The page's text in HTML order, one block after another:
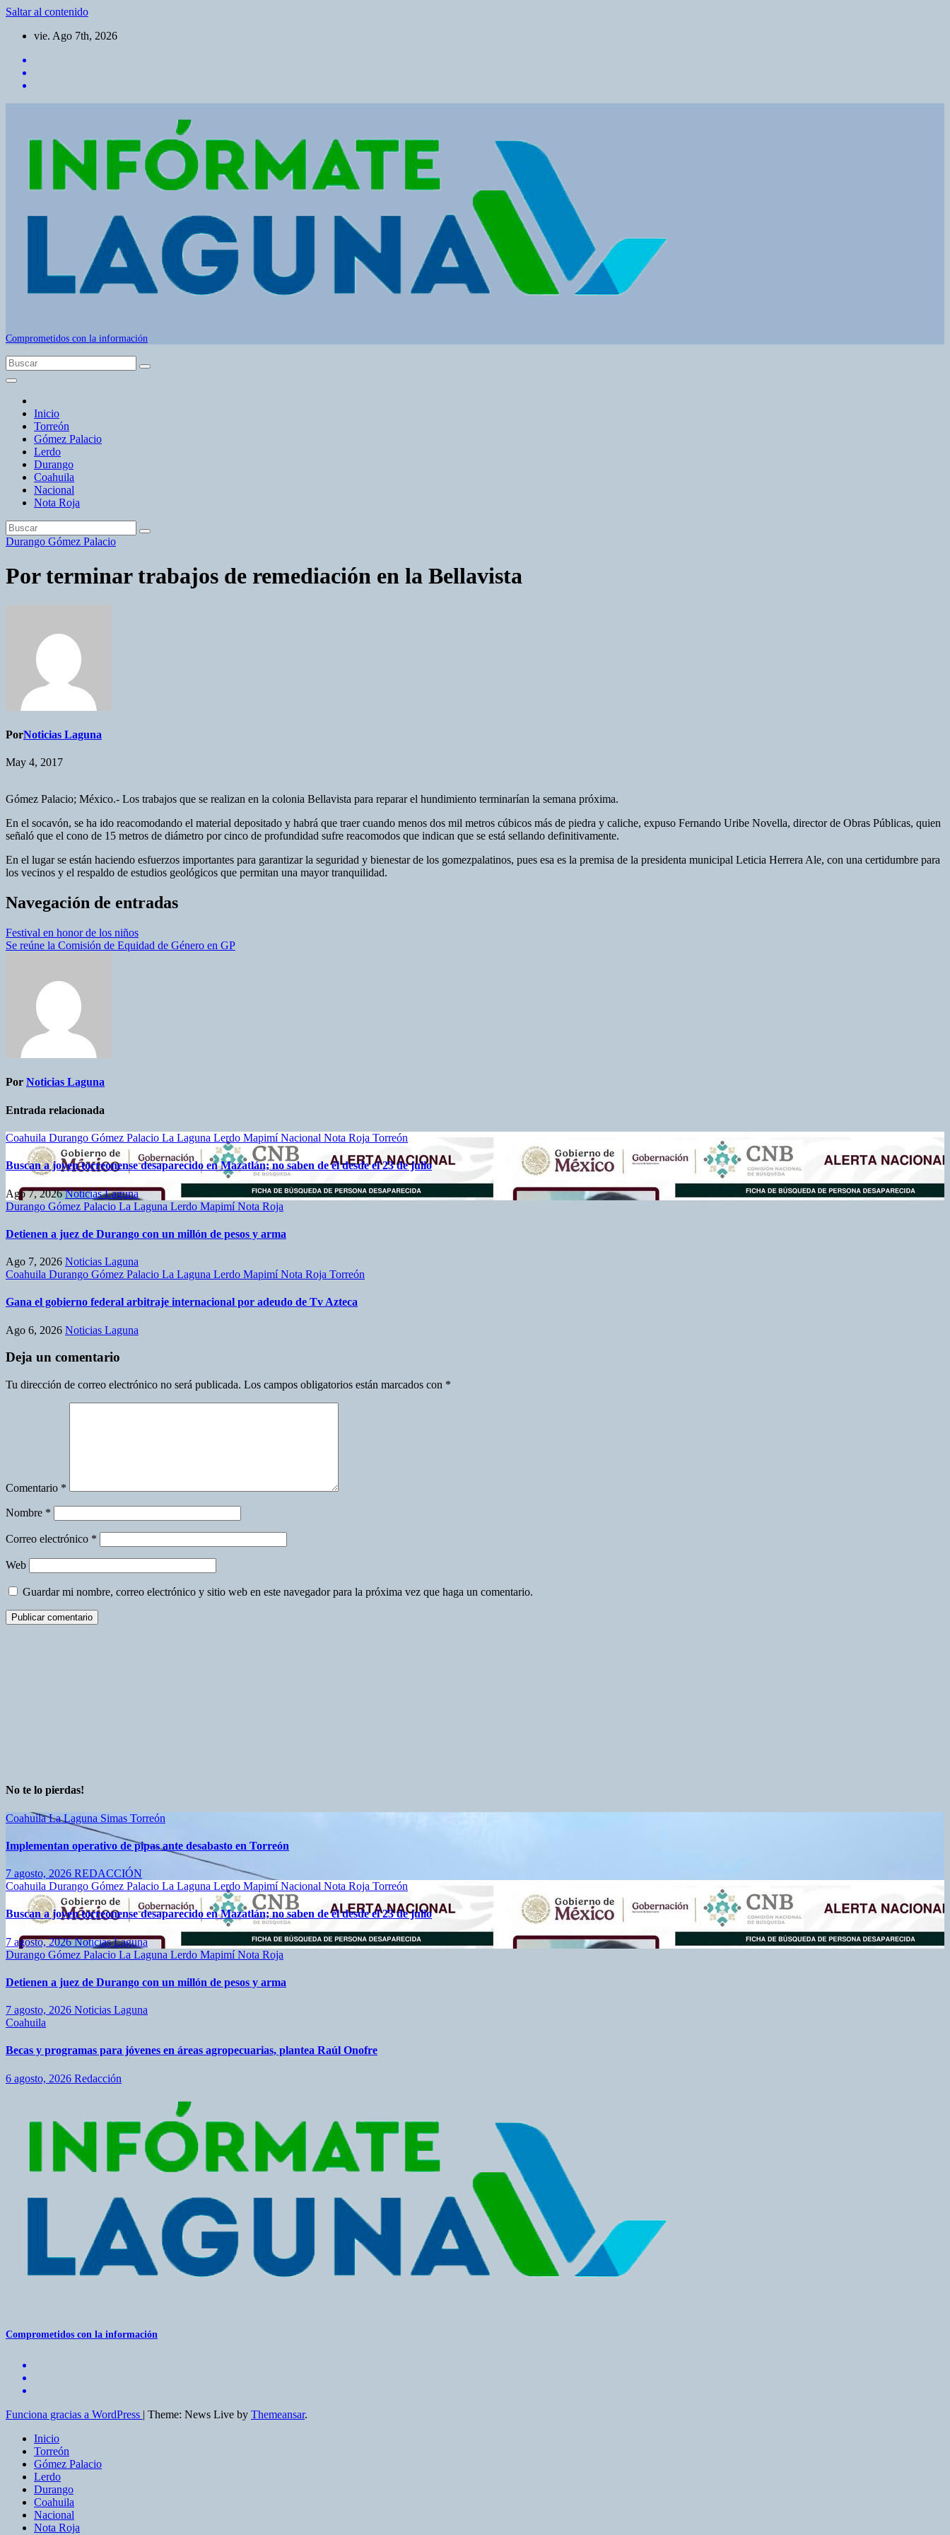
Saltar al contenido
vie. Ago 7th, 2026
Comprometidos con la información
Inicio
Torreón
Gómez Palacio
Lerdo
Durango
Coahuila
Nacional
Nota Roja
Durango Gómez Palacio
Por terminar trabajos de remediación en la Bellavista
PorNoticias Laguna
May 4, 2017
Gómez Palacio; México.- Los trabajos que se realizan en la colonia Bellavista para reparar el hundimiento terminarían la semana próxima.
En el socavón, se ha ido reacomodando el material depositado y habrá que traer cuando menos dos mil metros cúbicos más de piedra y caliche, expuso Fernando Uribe Novella, director de Obras Públicas, quien
señaló que el cono de 15 metros de diámetro por cinco de profundidad sufre reacomodos que indican que se está sellando definitivamente.
En el lugar se están haciendo esfuerzos importantes para garantizar la seguridad y bienestar de los gomezpalatinos, pues esa es la premisa de la presidenta municipal Leticia Herrera Ale, con una certidumbre para
los vecinos y el respaldo de estudios geológicos que permitan una mayor tranquilidad.
Navegación de entradas
Festival en honor de los niños
Se reúne la Comisión de Equidad de Género en GP
Por Noticias Laguna
Entrada relacionada
Coahuila Durango Gómez Palacio La Laguna Lerdo MapimíNacional Nota Roja Torreón
Buscan a joven torreonense desaparecido en Mazatlán; no saben de él desde el 23 de julio
Ago 7, 2026Noticias Laguna
Durango Gómez Palacio La Laguna Lerdo MapimíNota Roja
Detienen a juez de Durango con un millón de pesos y arma
Ago 7, 2026 Noticias Laguna
Coahuila Durango Gómez Palacio La Laguna Lerdo MapimíNota Roja Torreón
Gana el gobierno federal arbitraje internacional por adeudo de Tv Azteca
Ago 6, 2026 Noticias Laguna
Deja un comentario
Tu dirección de correo electrónico no será publicada. Los campos obligatorios están marcados con *
Comentario *
Nombre *
Correo electrónico *
Web
Guardar mi nombre, correo electrónico y sitio web en este navegador para la próxima vez que haga un comentario.
No te lo pierdas!
CoahuilaLa Laguna Simas Torreón
Implementan operativo de pipas ante desabasto en Torreón
7 agosto, 2026 REDACCIÓN
Coahuila Durango Gómez Palacio La Laguna Lerdo MapimíNacional Nota Roja Torreón
Buscan a joven torreonense desaparecido en Mazatlán; no saben de él desde el 23 de julio
7 agosto, 2026Noticias Laguna
Durango Gómez Palacio La Laguna Lerdo MapimíNota Roja
Detienen a juez de Durango con un millón de pesos y arma
7 agosto, 2026 Noticias Laguna
Coahuila
Becas y programas para jóvenes en áreas agropecuarias, plantea Raúl Onofre
6 agosto, 2026 Redacción
Comprometidos con la información
Funciona gracias a WordPress | Theme: News Live by Themeansar.
Inicio
Torreón
Gómez Palacio
Lerdo
Durango
Coahuila
Nacional
Nota Roja